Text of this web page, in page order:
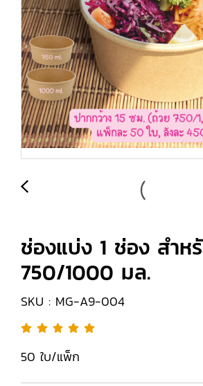
ช่องแบ่ง 1 ช่อง สำห
750/1000 มล.
SKU : MG-A9-004
50 ใบ/แพ็ก